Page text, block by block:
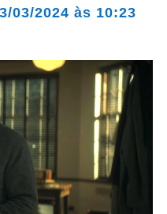
03/2024 às 10:23